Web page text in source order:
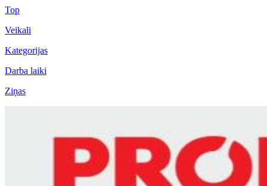
Top
Veikali
Kategorijas
Darba laiki
Ziņas